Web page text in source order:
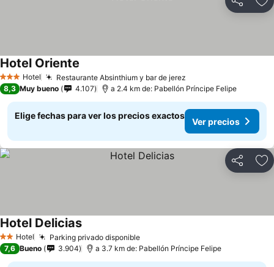
Compartir
3 Estrellas
Hotel Restaurante Absinthium y bar de jerez
Hotel Oriente
8,3 Muy bueno 4.107 a 2.4 km de: Pabellón Príncipe Felipe
Elige fechas para ver los precios exactos
Ver precios
Compartir
2 Estrellas
Hotel Parking privado disponibleVer precios
Hotel DeliciasVer precios
7,6 Bueno 3.904 a 3.7 km de: Pabellón Príncipe Felipe